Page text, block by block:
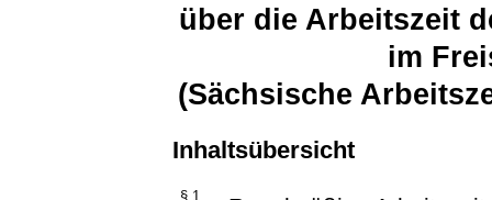
über die Arbeitszeit
im
(Sächsische
Inhaltsübersicht
§ 1